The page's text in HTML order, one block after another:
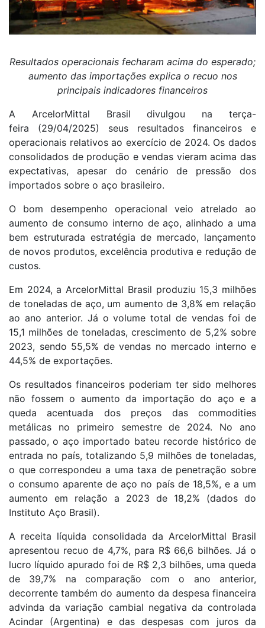
Resultados operacionais fecharam acima do esperado;
aumento das importações explica o recuo nos
principais indicadores financeiros
A ArcelorMittal Brasil divulgou na terça-
feira (29/04/2025) seus resultados financeiros e
operacionais relativos ao exercício de 2024. Os dados
consolidados de produção e vendas vieram acima das
expectativas, apesar do cenário de pressão dos
importados sobre o aço brasileiro.
O bom desempenho operacional veio atrelado ao
aumento de consumo interno de aço, alinhado a uma
bem estruturada estratégia de mercado, lançamento
de novos produtos, excelência produtiva e redução de
custos.
Em 2024, a ArcelorMittal Brasil produziu 15,3 milhões
de toneladas de aço, um aumento de 3,8% em relação
ao ano anterior. Já o volume total de vendas foi de
15,1 milhões de toneladas, crescimento de 5,2% sobre
2023, sendo 55,5% de vendas no mercado interno e
44,5% de exportações.
Os resultados financeiros poderiam ter sido melhores
não fossem o aumento da importação do aço e a
queda acentuada dos preços das commodities
metálicas no primeiro semestre de 2024. No ano
passado, o aço importado bateu recorde histórico de
entrada no país, totalizando 5,9 milhões de toneladas,
o que correspondeu a uma taxa de penetração sobre
o consumo aparente de aço no país de 18,5%, e a um
aumento em relação a 2023 de 18,2% (dados do
Instituto Aço Brasil).
A receita líquida consolidada da ArcelorMittal Brasil
apresentou recuo de 4,7%, para R$ 66,6 bilhões. Já o
lucro líquido apurado foi de R$ 2,3 bilhões, uma queda
de 39,7% na comparação com o ano anterior,
decorrente também do aumento da despesa financeira
advinda da variação cambial negativa da controlada
Acindar (Argentina) e das despesas com juros da